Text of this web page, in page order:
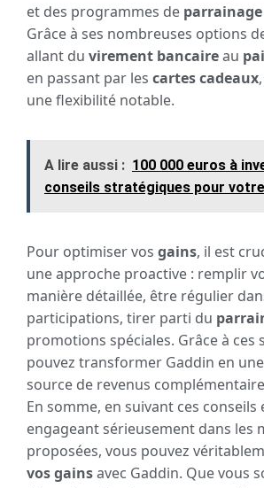
et des programmes de parrainage
Grâce à ses nombreuses options
allant du virement bancaireau
en passant par les cartes cadeaux
une flexibilité notable.
A lire aussi : 100 000 euros à
conseils stratégiques pour
Pour optimiser vos gains, il est
une approche proactive : remplir
manière détaillée, être régulier
participations, tirer parti du
promotions spéciales. Grâce à ces
pouvez transformer Gaddin en
source de revenus
En somme, en suivant ces conseils
engageant sérieusement dans les
proposées, vous pouvez
vos gainsavec Gaddin. Que vous